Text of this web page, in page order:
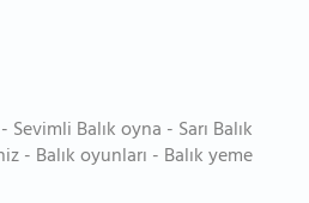
Balık oyna - Sarı Balık
- Balık oyunları - Balık yeme